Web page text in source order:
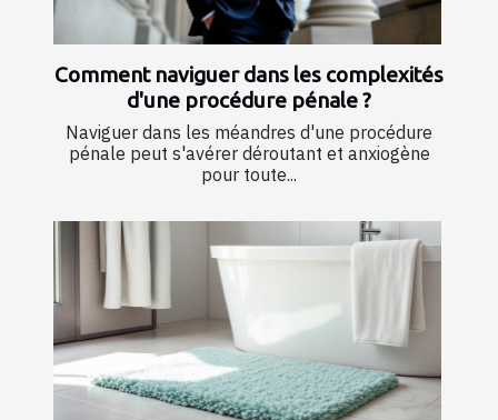
Comment naviguer dans les complexités
d'une procédure pénale ?
Naviguer dans les méandres d'une procédure
pénale peut s'avérer déroutant et anxiogène
pour toute...